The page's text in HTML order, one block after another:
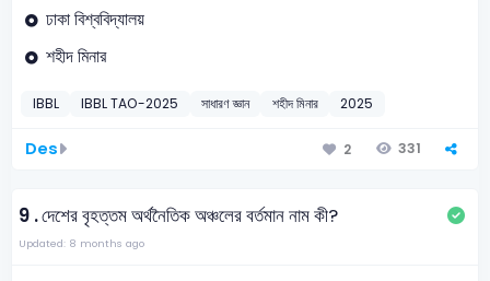
ঢাকা বিশ্ববিদ্যালয়
শহীদ মিনার
IBBL IBBL TAO-2025 সাধারণ জ্ঞান শহীদ মিনার 2025
Des 2 331
9 .দেশের বৃহত্তম অর্থনৈতিক অঞ্চলের বর্তমান নাম কী?
Updated: 8 months ago